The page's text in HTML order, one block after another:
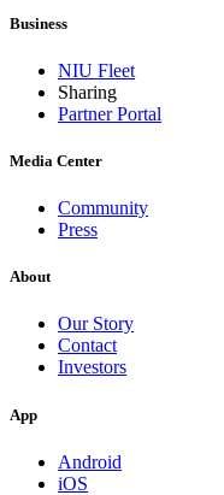
Business
NIU Fleet
Sharing
Partner Portal
Media Center
Community
Press
About
Our Story
Contact
Investors
App
Android
iOS